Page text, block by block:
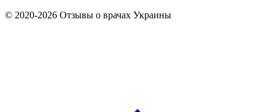
© 2020-2026 Отзывы о врачах Украины